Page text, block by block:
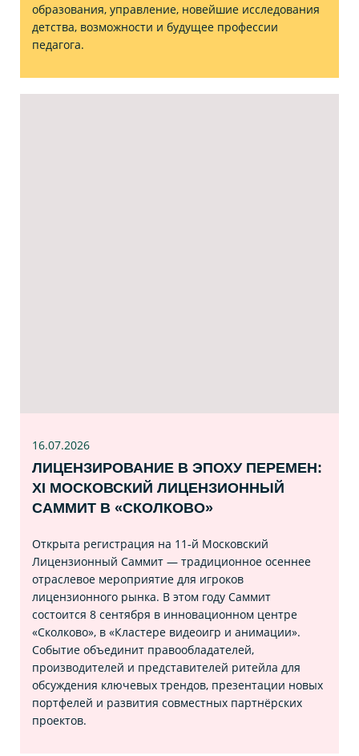
образования, управление, новейшие исследования
детства, возможности и будущее профессии
педагога.
16.07.2026
ЛИЦЕНЗИРОВАНИЕ В ЭПОХУ ПЕРЕМЕН:
XI МОСКОВСКИЙ ЛИЦЕНЗИОННЫЙ
САММИТ В «СКОЛКОВО»
Открыта регистрация на 11‑й Московский
Лицензионный Саммит — традиционное осеннее
отраслевое мероприятие для игроков
лицензионного рынка. В этом году Саммит
состоится 8 сентября в инновационном центре
«Сколково», в «Кластере видеоигр и анимации».
Событие объединит правообладателей,
производителей и представителей ритейла для
обсуждения ключевых трендов, презентации новых
портфелей и развития совместных партнёрских
проектов.